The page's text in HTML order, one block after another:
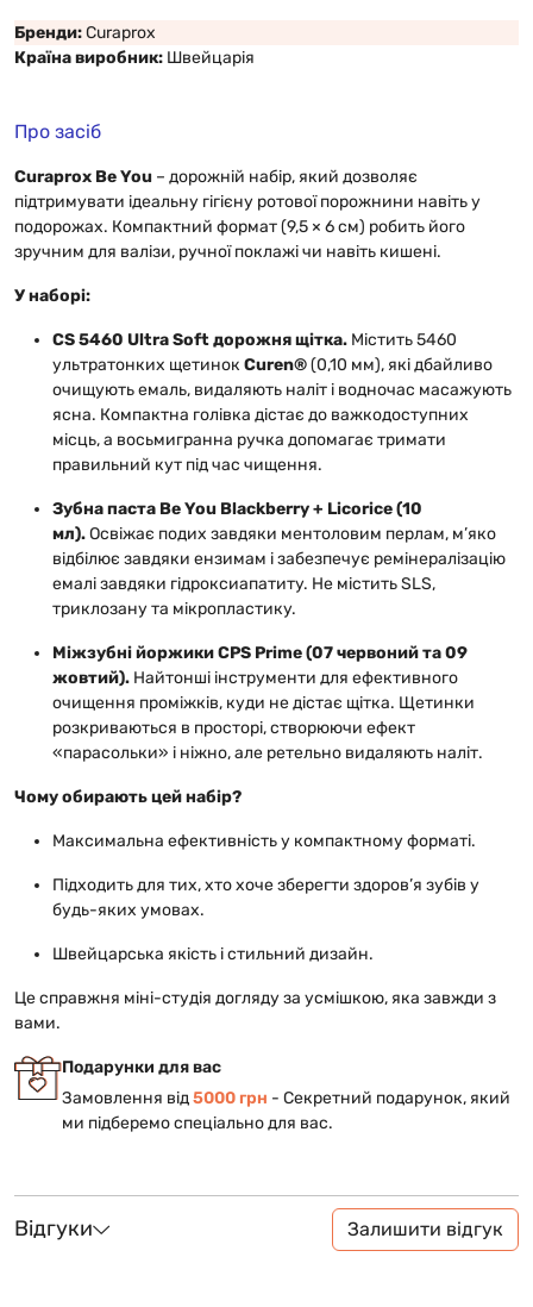
Бренди:Curaprox
Країна виробник: Швейцарія
Про засіб
Curaprox Be You – дорожній набір, який дозволяє
підтримувати ідеальну гігієну ротової порожнини навіть у
подорожах. Компактний формат (9,5 × 6 см) робить його
зручним для валізи, ручної поклажі чи навіть кишені.
У наборі:
CS 5460 Ultra Soft дорожня щітка. Містить 5460
ультратонких щетинок Curen®(0,10 мм), які дбайливо
очищують емаль, видаляють наліт і водночас масажують
ясна. Компактна голівка дістає до важкодоступних
місць, а восьмигранна ручка допомагає тримати
правильний кут під час чищення.
Зубна паста Be You Blackberry + Licorice (10
мл).Освіжає подих завдяки ментоловим перлам, м’яко
відбілює завдяки ензимам і забезпечує ремінералізацію
емалі завдяки гідроксиапатиту. Не містить SLS,
триклозану та мікропластику.
Міжзубні йоржики CPS Prime (07 червоний та 09
жовтий). Найтонші інструменти для ефективного
очищення проміжків, куди не дістає щітка. Щетинки
розкриваються в просторі, створюючи ефект
«парасольки» і ніжно, але ретельно видаляють наліт.
Чому обирають цей набір?
Максимальна ефективність у компактному форматі.
Підходить для тих, хто хоче зберегти здоров’я зубів у
будь-яких умовах.
Швейцарська якість і стильний дизайн.
Це справжня міні-студія догляду за усмішкою, яка завжди з
вами.
Подарунки для вас
Замовлення від5000 грн - Cекретний подарунок, який
ми підберемо спеціально для вас.
Відгуки Залишити відгук